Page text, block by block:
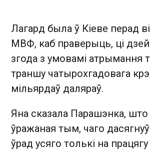
Лагард была ў Кіеве перад
МВФ, каб праверыць, ці
згода з умовамі атрымання
траншу чатырохгадовага
мільярдаў даляраў.
Яна сказала Парашэнка, што
ўражаная тым, чаго дасягнуў
ўрад усяго толькі на